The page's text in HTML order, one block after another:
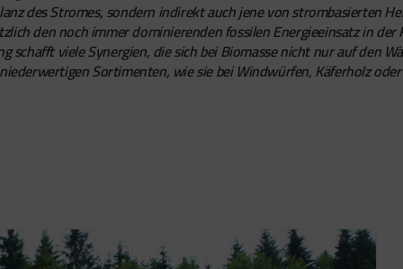
des Stromes, sondern indirekt auch jene von strombasierten
den noch immer dominierenden fossilen Energieeinsatz in
schafft viele Synergien, die sich bei Biomasse nicht nur auf den
Sortimenten, wie sie bei Windwürfen, Käferholz